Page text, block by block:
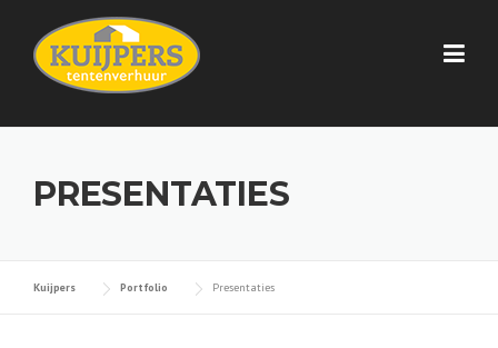
content
PRESENTATIES
Kuijpers Portfolio Presentaties